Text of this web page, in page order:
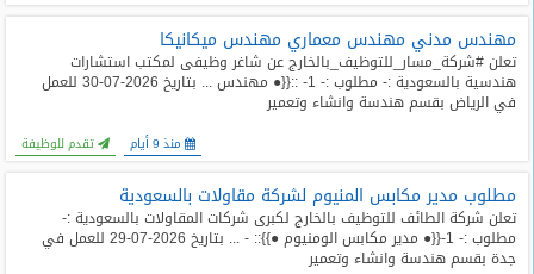
مهندس مدني مهندس معماري مهندس ميكانيكا
تعلن #شركة_مسار_للتوظيف_بالخارج عن شاغر وظيفى لمكتب استشارات
هندسية بالسعودية :- مطلوب :- 1- ::{{● مهندس ... بتاريخ 2026-07-30 للعمل
في الرياض بقسم هندسة وانشاء وتعمير
منذ 9 أيام تقدم للوظيفة
مطلوب مدير مكابس المنيوم لشركة مقاولات بالسعودية
تعلن شركة الطائف للتوظيف بالخارج لكبرى شركات المقاولات بالسعودية :-
مطلوب :- 1-{{● مدير مكابس الومنيوم ●}}:: - ... بتاريخ 2026-07-29 للعمل في
جدة بقسم هندسة وانشاء وتعمير